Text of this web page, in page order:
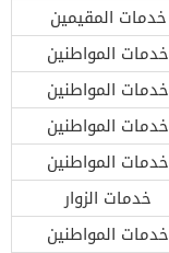
خدمات المقيمين
خدمات المواطنين
خدمات المواطنين
خدمات المواطنين
خدمات المواطنين
خدمات الزوار
خدمات المواطنين